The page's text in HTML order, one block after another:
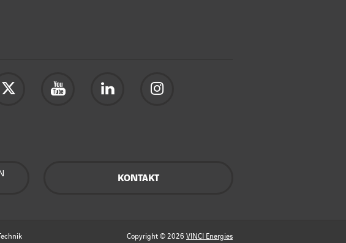
KONTAKT
Copyright © 2026 VINCI Energies